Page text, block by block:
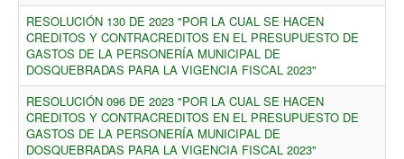
RESOLUCIÓN 130 DE 2023 "POR LA CUAL SE HACEN
CREDITOS Y CONTRACREDITOS EN EL PRESUPUESTO DE
GASTOS DE LA PERSONERÍA MUNICIPAL DE
DOSQUEBRADAS PARA LA VIGENCIA FISCAL 2023"
RESOLUCIÓN 096 DE 2023 "POR LA CUAL SE HACEN
CREDITOS Y CONTRACREDITOS EN EL PRESUPUESTO DE
GASTOS DE LA PERSONERÍA MUNICIPAL DE
DOSQUEBRADAS PARA LA VIGENCIA FISCAL 2023"